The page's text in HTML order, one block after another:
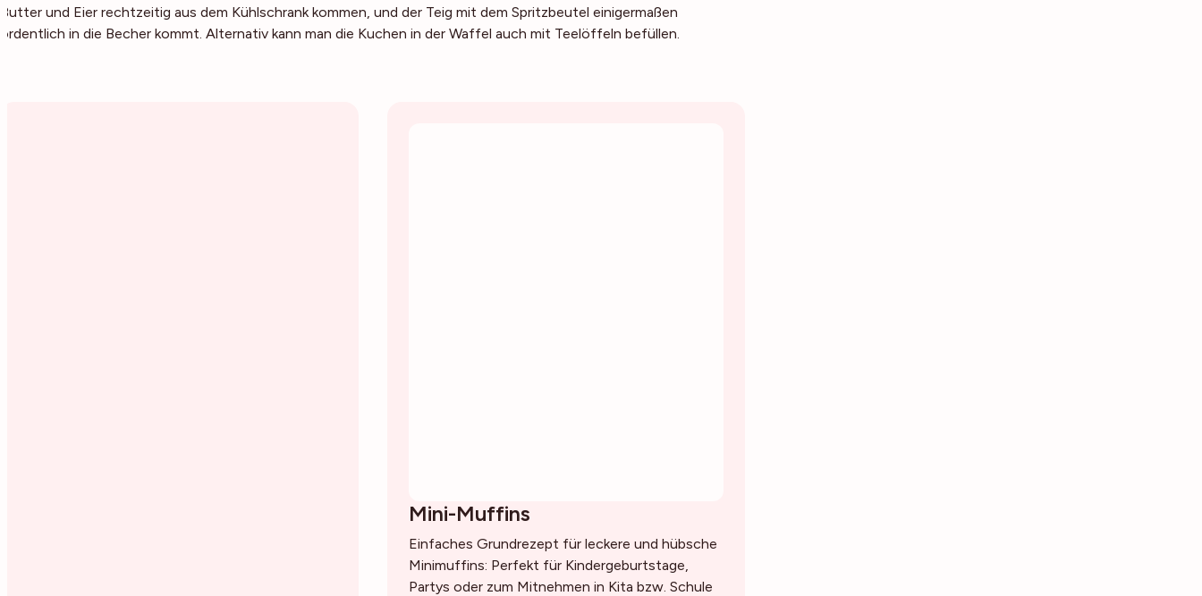
Butter und Eier rechtzeitig aus dem Kühlschrank kommen, und der Teig mit dem Spritzbeutel einigermaßen
ordentlich in die Becher kommt. Alternativ kann man die Kuchen in der Waffel auch mit Teelöffeln befüllen.
Mini-Muffins
Einfaches Grundrezept für leckere und hübsche
Minimuffins: Perfekt für Kindergeburtstage,
Partys oder zum Mitnehmen in Kita bzw. Schule